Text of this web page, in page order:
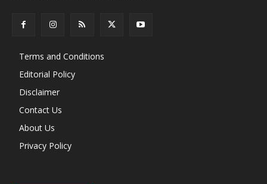
Terms and Conditions
Editorial Policy
Disclaimer
Contact Us
About Us
Privacy Policy